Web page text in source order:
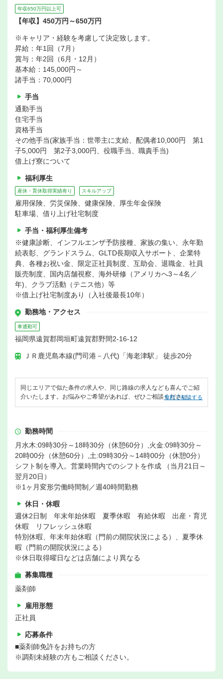
年収650万円以上可
【年収】450万円～650万円
※キャリア・経験を考慮して決定致します。
昇給：年1回（7月）
賞与：年2回（6月・12月）
基本給：145,000円～
諸手当：70,000円
手当
通勤手当
住宅手当
資格手当
その他手当(家族手当：世帯主に支給、配偶者10,000円 第1
子5,000円 第2子3,000円、役職手当、職責手当)
借上げ寮について
福利厚生
産休・育休取得実績有り スキルアップ
雇用保険、労災保険、健康保険、厚生年金保険
駐車場、借り上げ社宅制度
手当・福利厚生備考
※健康診断、インフルエンザ予防接種、家族の集い、永年勤
続表彰、グランドスラム、GLTD長期収入サポート、企業特
典、各種お祝い金、限定正社員制度、互助会、退職金、社員
販売制度、国内店舗視察、海外研修（アメリカへ3～4名／
年)、クラブ活動（テニス他）等
※借上げ社宅制度あり（入社後最長10年）
勤務地・アクセス
車通勤可
福岡県遠賀郡岡垣町遠賀郡野間2-16-12
ＪＲ鹿児島本線(門司港－八代)「海老津駅」 徒歩20分
同じエリアで似た条件の求人や、同じ路線の求人なども喜んでご紹
介いたします。お悩みやご希望があれば、ぜひご相談ください。
無料で相談する
勤務時間
月水木:09時30分～18時30分（休憩60分）,火金:09時30分～
20時00分（休憩60分）,土:09時30分～14時00分（休憩0分）
シフト制を導入。営業時間内でのシフトを作成 （当月21日～
翌月20日）
※1ヶ月変形労働時間制／週40時間勤務
休日・休暇
週休2日制 年末年始休暇 夏季休暇 有給休暇 出産・育児
休暇 リフレッシュ休暇
特別休暇、年末年始休暇（門前の開院状況による）、夏季休
暇（門前の開院状況による）
※休日取得曜日などは店舗により異なる
募集職種
薬剤師
雇用形態
正社員
応募条件
■薬剤師免許をお持ちの方
※調剤未経験の方もご相談ください。